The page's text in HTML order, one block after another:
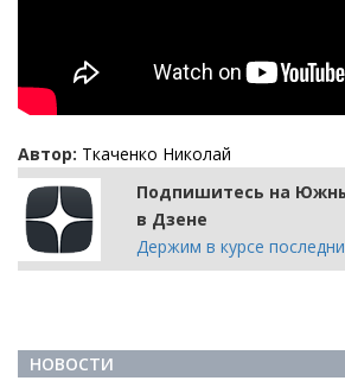
Автор: Ткаченко Николай
Подпишитесь на
в Дзене
Держим в курсе
НОВОСТИ